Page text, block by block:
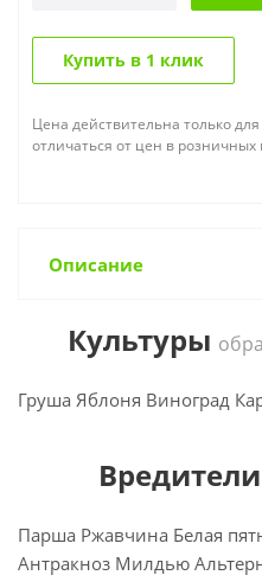
Купить в 1 клик
Цена действительна только
отличаться от цен в розничных
Описание
Культуры
Груша Яблоня Виноград
Вредители
Парша Ржавчина Белая
Антракноз Милдью